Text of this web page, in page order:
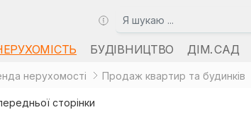
БУДІВНИЦТВО ДІМ. САД
нерухомості Продаж квартир та будинків
сторінки